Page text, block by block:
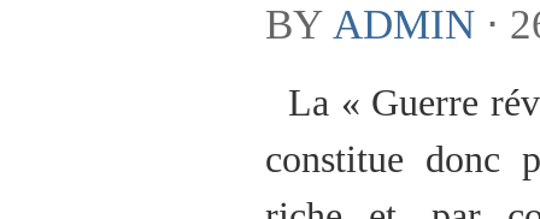
BY ADMIN ⋅
La « Guerre
constitue donc